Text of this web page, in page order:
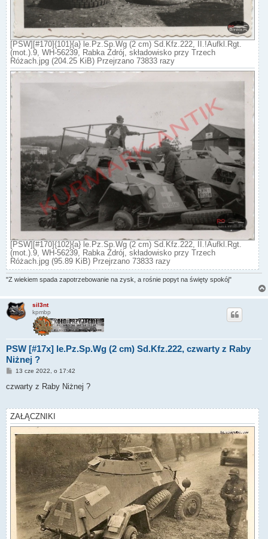
[PSW][#170]{101}{a} le.Pz.Sp.Wg (2 cm) Sd.Kfz.222, II.!Aufkl.Rgt.
(mot.).9, WH-56239, Rabka Zdrój, składowisko przy Trzech
Różach.jpg (204.25 KiB) Przejrzano 73833 razy
[PSW][#170]{102}{a} le.Pz.Sp.Wg (2 cm) Sd.Kfz.222, II.!Aufkl.Rgt.
(mot.).9, WH-56239, Rabka Zdrój, składowisko przy Trzech
Różach.jpg (95.89 KiB) Przejrzano 73833 razy
"Z wiekiem spada zapotrzebowanie na zysk, a rośnie popyt na święty spokój"
sil3nt
kpmbp
PSW [#17x] le.Pz.Sp.Wg (2 cm) Sd.Kfz.222, czwarty z Raby
Niżnej ?
P
s
13 cze 2022, o 17:42
czwarty z Raby Niżnej ?
ZAŁĄCZNIKI